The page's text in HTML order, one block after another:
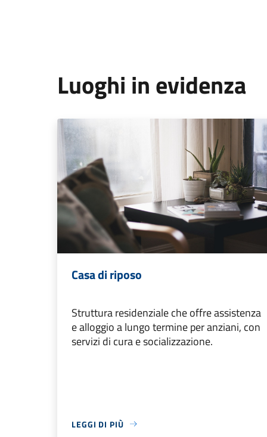
Luoghi in evidenza
Casa di riposo
Struttura residenziale che offre assistenza
e alloggio a lungo termine per anziani, con
servizi di cura e socializzazione.
LEGGI DI PIÙ